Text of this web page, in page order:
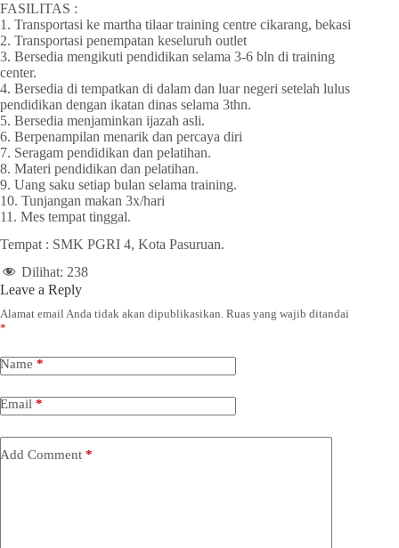
FASILITAS :
1. Transportasi ke martha tilaar training centre cikarang, bekasi
2. Transportasi penempatan keseluruh outlet
3. Bersedia mengikuti pendidikan selama 3-6 bln di training
center.
4. Bersedia di tempatkan di dalam dan luar negeri setelah lulus
pendidikan dengan ikatan dinas selama 3thn.
5. Bersedia menjaminkan ijazah asli.
6. Berpenampilan menarik dan percaya diri
7. Seragam pendidikan dan pelatihan.
8. Materi pendidikan dan pelatihan.
9. Uang saku setiap bulan selama training.
10. Tunjangan makan 3x/hari
11. Mes tempat tinggal.
Tempat : SMK PGRI 4, Kota Pasuruan.
Dilihat: 238
Leave a Reply
Alamat email Anda tidak akan dipublikasikan. Ruas yang wajib ditandai
*
Name *
Email *
Add Comment *